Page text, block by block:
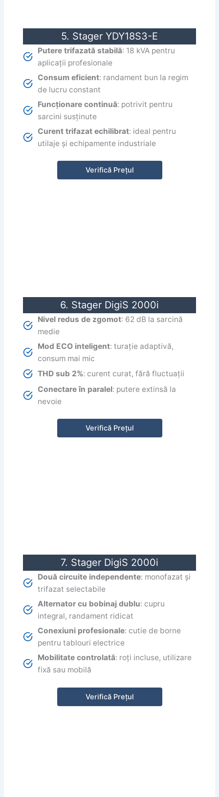
5. Stager YDY18S3-E
Putere trifazată stabilă: 18 kVA pentru
aplicații profesionale
Consum eficient: randament bun la regim
de lucru constant
Funcționare continuă: potrivit pentru
sarcini susținute
Curent trifazat echilibrat: ideal pentru
utilaje și echipamente industriale
Verifică Prețul
6. Stager DigiS 2000i
Nivel redus de zgomot: 62 dB la sarcină
medie
Mod ECO inteligent: turație adaptivă,
consum mai mic
THD sub 2%: curent curat, fără fluctuații
Conectare în paralel: putere extinsă la
nevoie
Verifică Prețul
7. Stager DigiS 2000i
Două circuite independente: monofazat și
trifazat selectabile
Alternator cu bobinaj dublu: cupru
integral, randament ridicat
Conexiuni profesionale: cutie de borne
pentru tablouri electrice
Mobilitate controlată: roți incluse, utilizare
fixă sau mobilă
Verifică Prețul